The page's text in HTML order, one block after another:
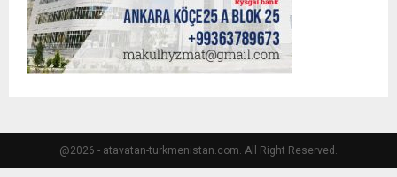
@2026 - atavatan-turkmenistan.com. All Right Reserved.